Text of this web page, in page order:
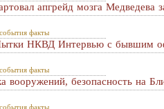
апгрейд мозга Медведева
факты
НКВД Интервью с бывшим
факты
вооружений, безопасность на
факты